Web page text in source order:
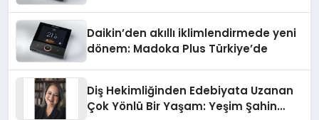
Daikin’den akıllı iklimlendirmede yeni
dönem: Madoka Plus Türkiye’de
Diş Hekimliğinden Edebiyata Uzanan
Çok Yönlü Bir Yaşam: Yeşim Şahin